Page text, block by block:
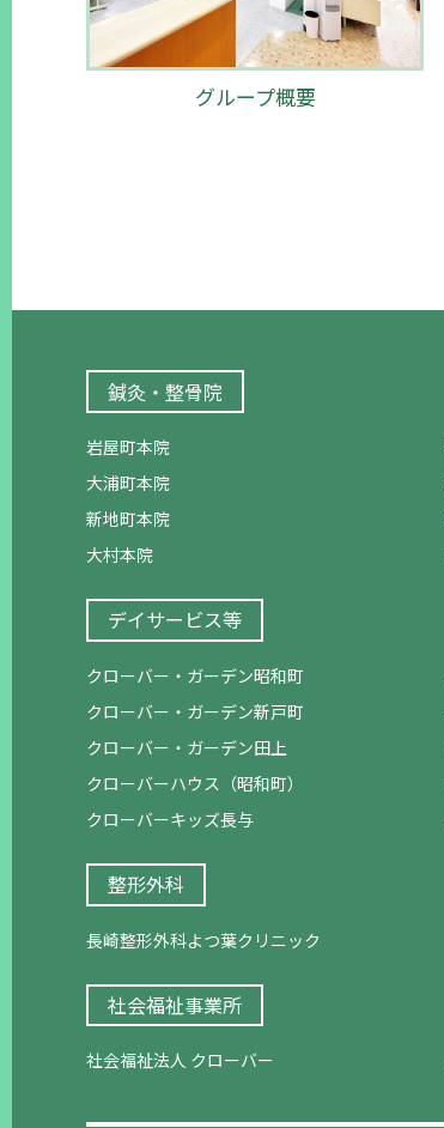
グループ概要
鍼灸・整骨院
岩屋町本院
大浦町本院
新地町本院
大村本院
デイサービス等
クローバー・ガーデン昭和町
クローバー・ガーデン新戸町
クローバー・ガーデン田上
クローバーハウス（昭和町）
クローバーキッズ長与
整形外科
長崎整形外科よつ葉クリニック
社会福祉事業所
社会福祉法人 クローバー